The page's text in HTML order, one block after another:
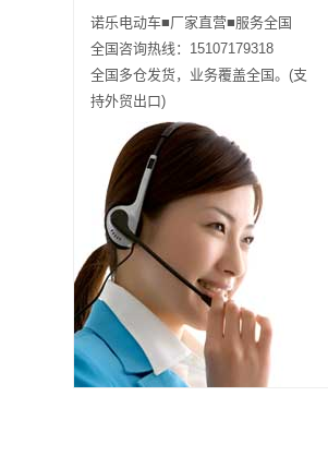
武汉黄陂 156****2787观光车8辆已发货
湖北随州 137****5449观光车3辆已发货
湖北宜昌 189****9510巡逻车4辆已发货
武汉黄石 137****5783观光车7辆已发货
武汉蔡甸 138****5453驳运车2辆已发货
湖北随州 173****8894巡逻车6辆已发货
湖北宜昌 171****1781货车2辆已发货
诺乐电动车■厂家直营■服务全国
全国咨询热线：15107179318
全国多仓发货，业务覆盖全国。(支
持外贸出口)